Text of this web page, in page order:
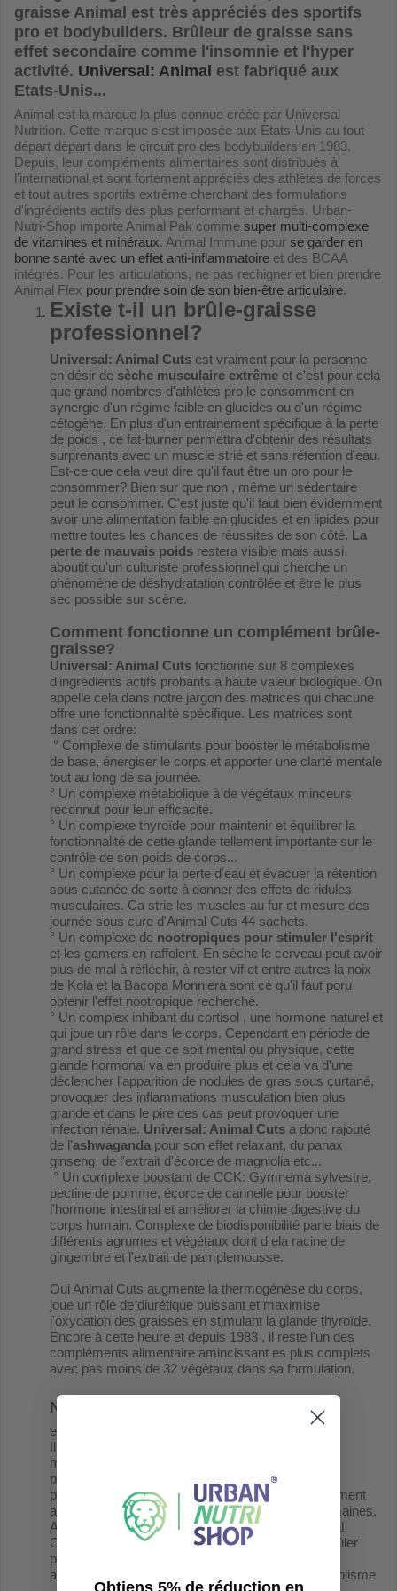
graisse Animal est très appréciés des sportifs
pro et bodybuilders. Brûleur de graisse sans
effet secondaire comme l'insomnie et l'hyper
activité. Universal: Animal est fabriqué aux
Etats-Unis...
Animal est la marque la plus connue créée par Universal
Nutrition. Cette marque s'est imposée aux Etats-Unis au tout
départ départ dans le circuit pro des bodybuilders en 1983.
Depuis, leur compléments alimentaires sont distribués à
l'international et sont fortement appréciés des athlètes de forces
et tout autres sportifs extrême cherchant des formulations
d'ingrédients actifs des plus performant et chargés. Urban-
Nutri-Shop importe Animal Pak comme super multi-complexe
de vitamines et minéraux. Animal Immune pour se garder en
bonne santé avec un effet anti-inflammatoire et des BCAA
intégrés. Pour les articulations, ne pas rechigner et bien prendre
Animal Flex pour prendre soin de son bien-être articulaire.
Existe t-il un brûle-graisse
professionnel?
Universal: Animal Cuts est vraiment pour la personne
en désir de sèche musculaire extrême et c'est pour cela
que grand nombres d'athlètes pro le consomment en
synergie d'un régime faible en glucides ou d'un régime
cétogène. En plus d'un entrainement spécifique à la perte
de poids , ce fat-burner permettra d'obtenir des résultats
surprenants avec un muscle strié et sans rétention d'eau.
Est-ce que cela veut dire qu'il faut être un pro pour le
consommer? Bien sur que non , même un sédentaire
peut le consommer. C'est juste qu'il faut bien évidemment
avoir une alimentation faible en glucides et en lipides pour
mettre toutes les chances de réussites de son côté. La
perte de mauvais poids restera visible mais aussi
aboutit qu'un culturiste professionnel qui cherche un
phénomène de déshydratation contrôlée et être le plus
sec possible sur scène.
Comment fonctionne un complément brûle-
graisse?
Universal: Animal Cuts fonctionne sur 8 complexes
d'ingrédients actifs probants à haute valeur biologique. On
appelle cela dans notre jargon des matrices qui chacune
offre une fonctionnalité spécifique. Les matrices sont
dans cet ordre:
° Complexe de stimulants pour booster le métabolisme
de base, énergiser le corps et apporter une clarté mentale
tout au long de sa journée.
° Un complexe métabolique à de végétaux minceurs
reconnut pour leur efficacité.
° Un complexe thyroïde pour maintenir et équilibrer la
fonctionnalité de cette glande tellement importante sur le
contrôle de son poids de corps...
° Un complexe pour la perte d'eau et évacuer la rétention
sous cutanée de sorte à donner des effets de ridules
musculaires. Ca strie les muscles au fur et mesure des
journée sous cure d'Animal Cuts 44 sachets.
° Un complexe de nootropiques pour stimuler l'esprit
et les gamers en raffolent. En sèche le cerveau peut avoir
plus de mal à réfléchir, à rester vif et entre autres la noix
de Kola et la Bacopa Monniera sont ce qu'il faut poru
obtenir l'effet nootropique recherché.
° Un complex inhibant du cortisol , une hormone naturel et
qui joue un rôle dans le corps. Cependant en période de
grand stress et que ce soit mental ou physique, cette
glande hormonal va en produire plus et cela va d'une
déclencher l'apparition de nodules de gras sous curtané,
provoquer des inflammations musculation bien plus
grande et dans le pire des cas peut provoquer une
infection rénale. Universal: Animal Cuts a donc rajouté
de l'ashwaganda pour son effet relaxant, du panax
ginseng, de l'extrait d'écorce de magniolia etc...
° Un complexe boostant de CCK: Gymnema sylvestre,
pectine de pomme, écorce de cannelle pour booster
l'hormone intestinal et améliorer la chimie digestive du
corps humain. Complexe de biodisponibilité parle biais de
différents agrumes et végétaux dont d ela racine de
gingembre et l'extrait de pamplemousse.
Oui Animal Cuts augmente la thermogénèse du corps,
joue un rôle de diurétique puissant et maximise
l'oxydation des graisses en stimulant la glande thyroïde.
Encore à cette heure et depuis 1983 , il reste l'un des
compléments alimentaire amincissant es plus complets
avec pas moins de 32 végètaux dans sa formulation.
Notre avis sur Universal: Animal Cuts
est juste en mode WAOUH! 9,8/10 assurément .
Il fait partie des produits légendaires reconnus
mondialement et dans le circuit des athlètes
professionnels en musculation. Si l'on suit bien la
posologie, que l'on y met du sien , on peut sincèrement
aboutir
un corps sec et musclésur quelques semaines.
Avec son complexe thermogénique breveté Animal
Cuts® on sent la chaleur du corps augmenté et brûler
plus de calorie à chaque journée qui passe. Ses
activateurs d'insuline sont le plus pour vise rl'anabolisme
Obtiens 5% de réduction en